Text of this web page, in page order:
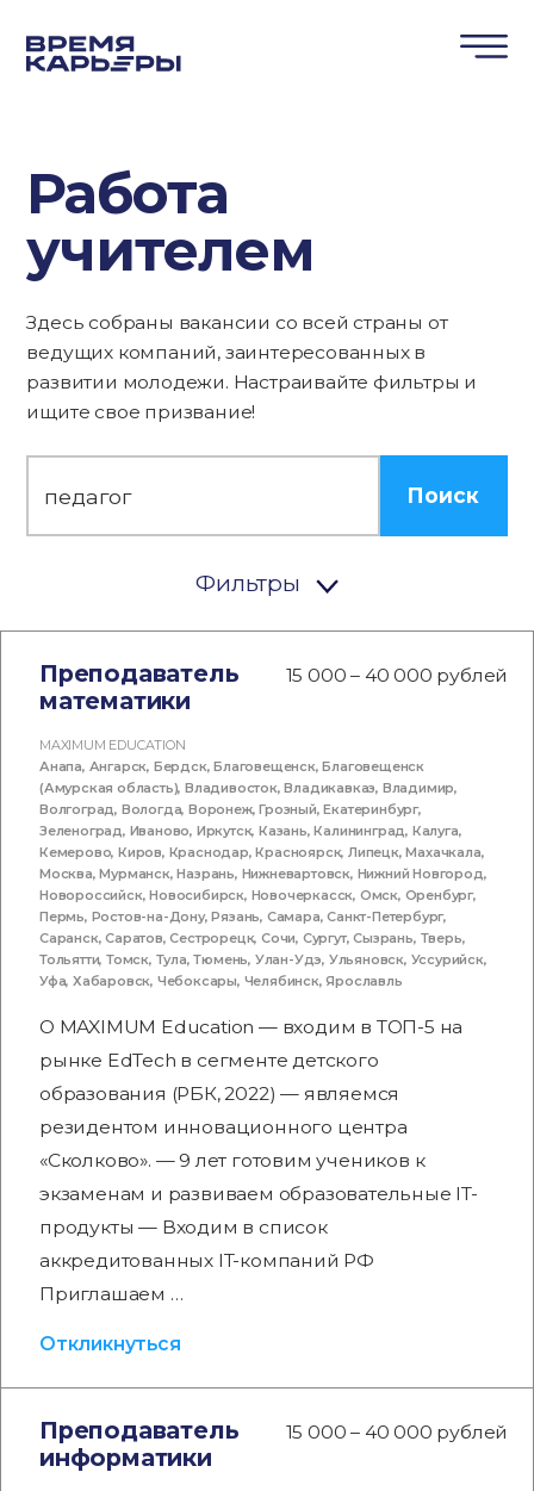
Работа
учителем
Здесь собраны вакансии со всей страны от
ведущих компаний, заинтересованных в
развитии молодежи. Настраивайте фильтры и
ищите свое призвание!
Поиск
Фильтры
Преподаватель
математики
15 000 – 40 000 рублей
MAXIMUM EDUCATION
Анапа, Ангарск, Бердск,Благовещенск,Благовещенск
(Амурская область),Владивосток,Владикавказ, Владимир,
Волгоград, Вологда,Воронеж,Грозный,Екатеринбург,
Зеленоград, Иваново, Иркутск,Казань,Калининград, Калуга,
Кемерово,Киров, Краснодар,Красноярск,Липецк,Махачкала,
Москва,Мурманск,Назрань, Нижневартовск, Нижний Новгород,
Новороссийск,Новосибирск, Новочеркасск, Омск, Оренбург,
Пермь, Ростов-на-Дону,Рязань, Самара,Санкт-Петербург,
Саранск,Саратов,Сестрорецк,Сочи, Сургут,Сызрань, Тверь,
Тольятти,Томск, Тула,Тюмень, Улан-Удэ, Ульяновск, Уссурийск,
Уфа,Хабаровск, Чебоксары, Челябинск,Ярославль
О MAXIMUM Education — входим в ТОП-5 на
рынке EdTech в сегменте детского
образования (РБК, 2022) — являемся
резидентом инновационного центра
«Сколково». — 9 лет готовим учеников к
экзаменам и развиваем образовательные IT-
продукты — Входим в список
аккредитованных IT-компаний РФ
Приглашаем …
Откликнуться
Преподаватель
информатики
15 000 – 40 000 рублей